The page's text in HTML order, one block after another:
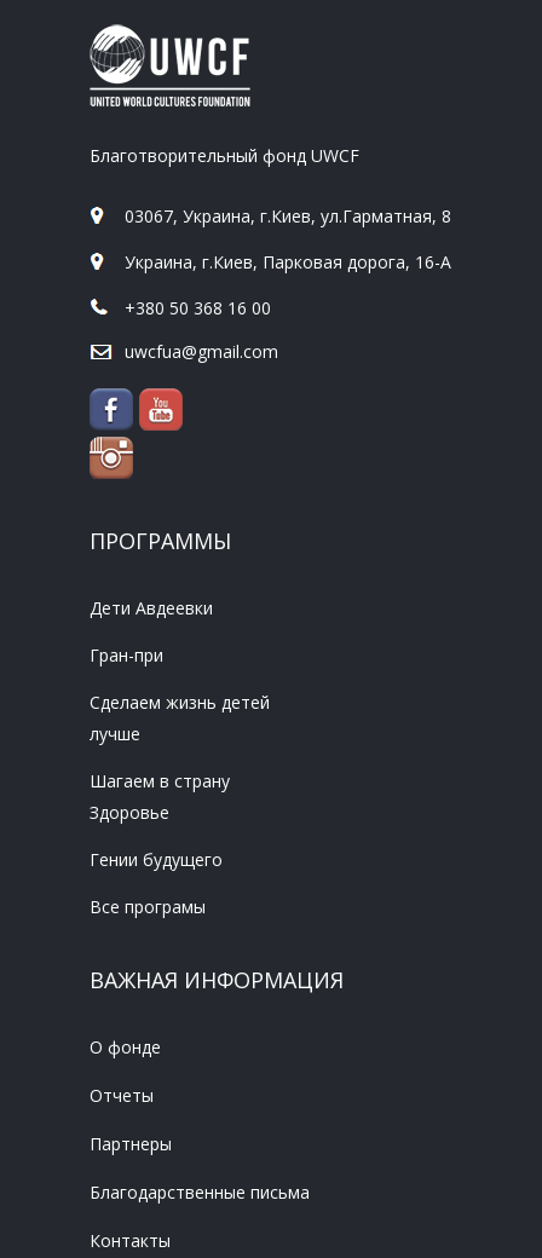
Благотворительный фонд UWCF
03067, Украина, г.Киев, ул.Гарматная, 8
Украина, г.Киев, Парковая дорога, 16-А
+380 50 368 16 00
uwcfua@gmail.com
ПРОГРАММЫ
Дети Авдеевки
Гран-при
Сделаем жизнь детей
лучше
Шагаем в страну
Здоровье
Гении будущего
Все програмы
ВАЖНАЯ ИНФОРМАЦИЯ
О фонде
Отчеты
Партнеры
Благодарственные письма
Контакты